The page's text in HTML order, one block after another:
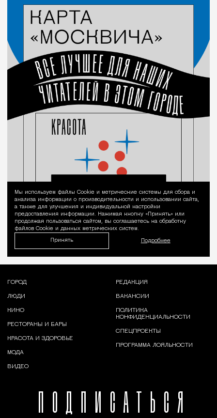
Уведомление
Мы используем файлы Сookie и метрические системы для сбора и
анализа информации о производительности и использовании сайта,
а также для улучшения и индивидуальной настройки
предоставления информации. Нажимая кнопку «Принять» или
продолжая пользоваться сайтом, вы соглашаетесь на обработку
файлов Cookie и данных метрических систем.
Принять Подробнее
ПОДПИСАТЬСЯ
ГОРОД
ЛЮДИ
КИНО
РЕСТОРАНЫ И БАРЫ
КРАСОТА И ЗДОРОВЬЕ
МОДА
ВИДЕО
РЕДАКЦИЯ
ВАКАНСИИ
ПОЛИТИКА
КОНФИДЕНЦИАЛЬНОСТИ
СПЕЦПРОЕКТЫ
ПРОГРАММА ЛОЯЛЬНОСТИ